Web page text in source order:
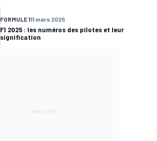
FORMULE 111 mars 2025
F1 2025 : les numéros des pilotes et leur
signification